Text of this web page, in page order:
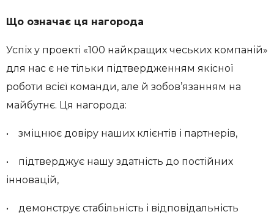
Що означає ця нагорода
Успіх у проекті «100 найкращих чеських компаній»
для нас є не тільки підтвердженням якісної
роботи всієї команди, але й зобов’язанням на
майбутнє. Ця нагорода:
• зміцнює довіру наших клієнтів і партнерів,
• підтверджує нашу здатність до постійних
інновацій,
• демонструє стабільність і відповідальність